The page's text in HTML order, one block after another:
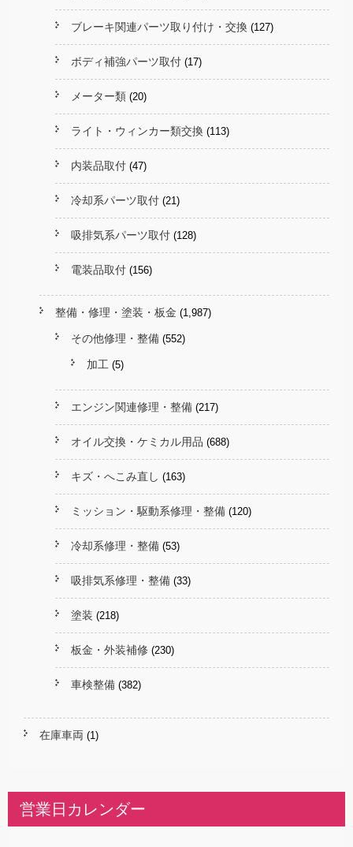
ブレーキ関連パーツ取り付け・交換 (127)
ボディ補強パーツ取付 (17)
メーター類 (20)
ライト・ウィンカー類交換 (113)
内装品取付 (47)
冷却系パーツ取付 (21)
吸排気系パーツ取付 (128)
電装品取付 (156)
整備・修理・塗装・板金 (1,987)
その他修理・整備 (552)
加工 (5)
エンジン関連修理・整備 (217)
オイル交換・ケミカル用品 (688)
キズ・へこみ直し (163)
ミッション・駆動系修理・整備 (120)
冷却系修理・整備 (53)
吸排気系修理・整備 (33)
塗装 (218)
板金・外装補修 (230)
車検整備 (382)
在庫車両 (1)
営業日カレンダー